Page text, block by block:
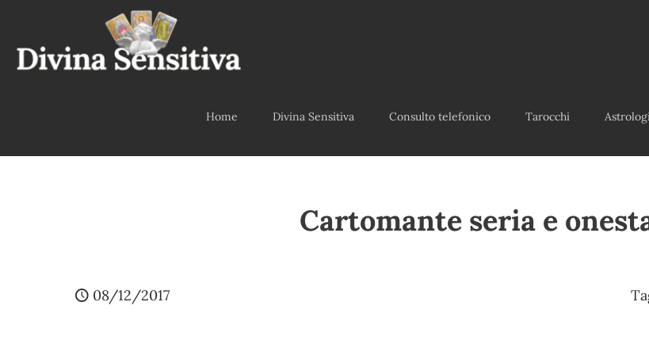
Home Divina Sensitiva Consulto telefonico Tarocchi
Cartomante seria e
08/12/2017